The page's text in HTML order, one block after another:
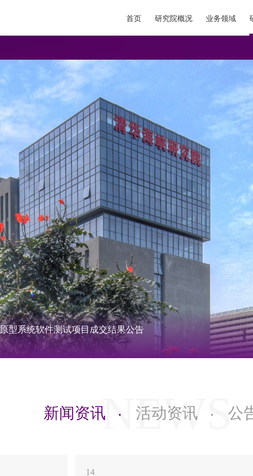
首页 研究院概况 业务领域
业务领域
研究中心/实验室
04
活动资讯
公告声明
05
型系统软件测试项目成交结果公告
NEWS
新闻资讯 活动资讯 公
14